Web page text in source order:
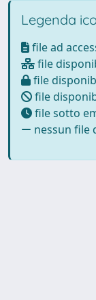
Legenda
file ad
file
file
file
file sotto
nessun file